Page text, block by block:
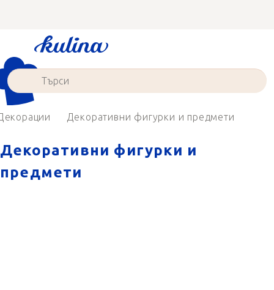
съдържанието
Декоративни фигурки и предмети
Декоративни фигурки и
предмети